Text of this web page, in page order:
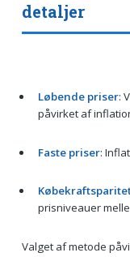
detaljer
Løbende priser:
påvirket af
Faste priser:
Købekraftsparitet
prisniveauer
Valget af metode